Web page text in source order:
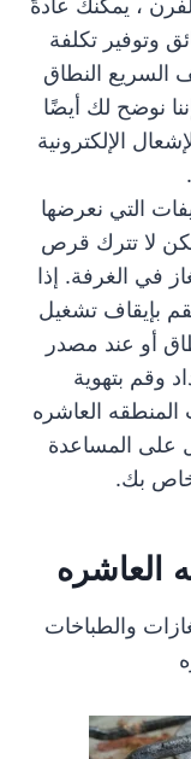
، يمكنك عادةً
تكلفة
السريع النطاق
نوضح لك أيضًا
الإلكترونية
التي نعرضها
لا تترك قرص
في الغرفة. إذا
بإيقاف تشغيل
أو عند مصدر
وقم بتهوية
العاشره
على المساعدة
بك.
العاشره
والطباخات